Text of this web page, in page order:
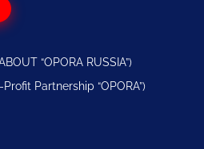
“OPORA RUSSIA”)
Partnership “OPORA”)